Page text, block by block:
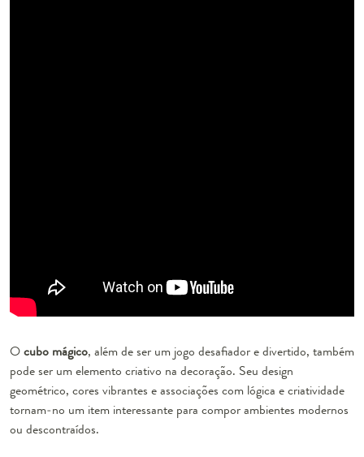
Ocubo mágico, além de ser um jogo desafiador e divertido, também
pode ser um elemento criativo na decoração. Seu design
geométrico, cores vibrantes e associações com lógica e criatividade
tornam-no um item interessante para compor ambientes modernos
ou descontraídos.